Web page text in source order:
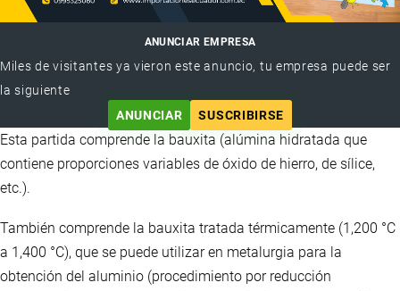
ANUNCIAR EMPRESA
Miles de visitantes ya vieron este anuncio, tu empresa puede ser
la siguiente
ANUNCIAR
SUSCRIBIRSE
Esta partida comprende la bauxita (alúmina hidratada que
contiene proporciones variables de óxido de hierro, de sílice,
etc.).
También comprende la bauxita tratada térmicamente (1,200 °C
a 1,400 °C), que se puede utilizar en metalurgia para la
obtención del aluminio (procedimiento por reducción